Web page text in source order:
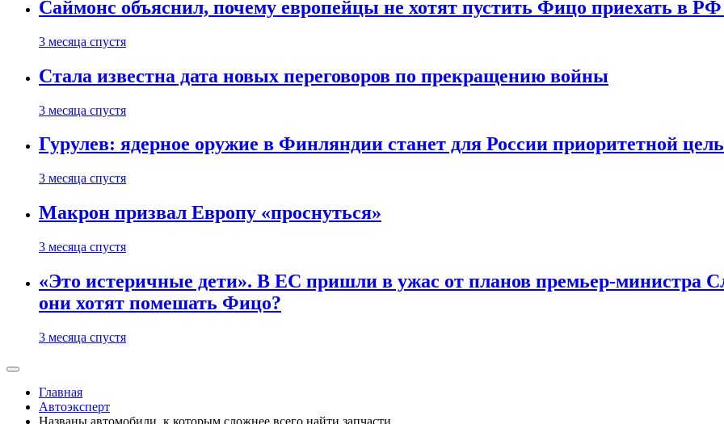
Саймонс объяснил, почему европейцы не хотят пустить Фицо приехать в
3 месяца спустя
Стала известна дата новых переговоров по прекращению войны
3 месяца спустя
Гурулев: ядерное оружие в Финляндии станет для России приоритетной
3 месяца спустя
Макрон призвал Европу «проснуться»
3 месяца спустя
«Это истеричные дети». В ЕС пришли в ужас от планов премьер-министра
они хотят помешать Фицо?
3 месяца спустя
Главная
Автоэксперт
Названы автомобили, к которым сложнее всего найти запчасти